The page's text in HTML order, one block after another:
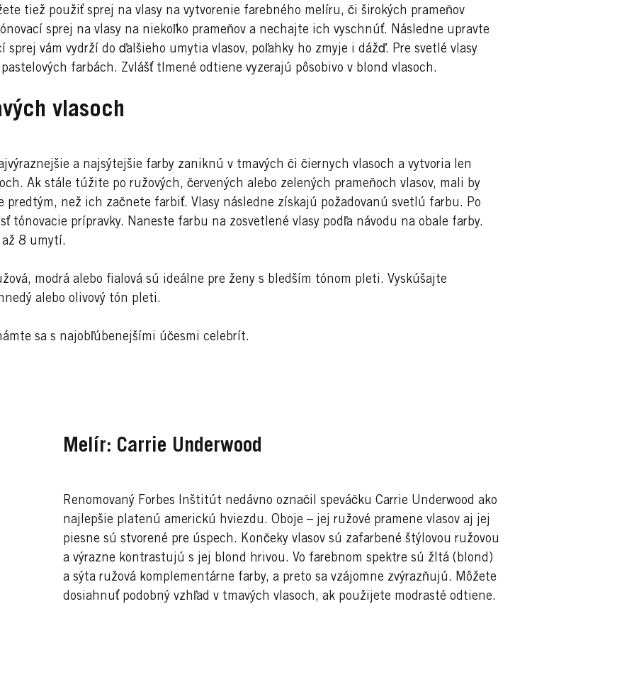
tiež použiť sprej na vlasy na vytvorenie farebného melíru, či širokých prameňov
sprej na vlasy na niekoľko prameňov a nechajte ich vyschnúť. Následne upravte
sprej vám vydrží do ďalšieho umytia vlasov, poľahky ho zmyje i dážď. Pre svetlé vlasy
farbách. Zvlášť tlmené odtiene vyzerajú pôsobivo v blond vlasoch.
vlasoch
a najsýtejšie farby zaniknú v tmavých či čiernych vlasoch a vytvoria len
Ak stále túžite po ružových, červených alebo zelených prameňoch vlasov, mali by
predtým, než ich začnete farbiť. Vlasy následne získajú požadovanú svetlú farbu. Po
tónovacie prípravky. Naneste farbu na zosvetlené vlasy podľa návodu na obale farby.
až 8 umytí.
modrá alebo fialová sú ideálne pre ženy s bledším tónom pleti. Vyskúšajte
alebo olivový tón pleti.
sa s najobľúbenejšími účesmi celebrít.
Melír: Carrie Underwood
Renomovaný Forbes Inštitút nedávno označil speváčku Carrie Underwood ako
najlepšie platenú americkú hviezdu. Oboje – jej ružové pramene vlasov aj jej
piesne sú stvorené pre úspech. Končeky vlasov sú zafarbené štýlovou ružovou
a výrazne kontrastujú s jej blond hrivou. Vo farebnom spektre sú žltá (blond)
a sýta ružová komplementárne farby, a preto sa vzájomne zvýrazňujú. Môžete
dosiahnuť podobný vzhľad v tmavých vlasoch, ak použijete modrasté odtiene.